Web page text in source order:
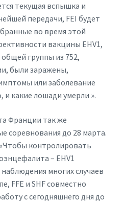
текущая вспышка и
передачи, FEI будет
во время этой
вакцины EHV1,
группы из 752,
были заражены,
или заболевание
какие лошади умерли ».
Франции так же
соревнования до 28 марта.
контролировать
– EHV1
многих случаев
FFE и SHF совместно
с сегодняшнего дня до